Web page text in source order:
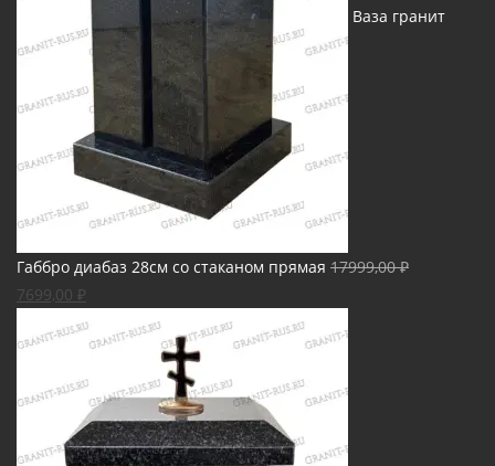
Ваза гранит
Габбро диабаз 28см со стаканом прямая 17999,00₽
Первоначальная
составляла
17999,00 ₽.
7699,00 ₽
цена:
7699,00 ₽.